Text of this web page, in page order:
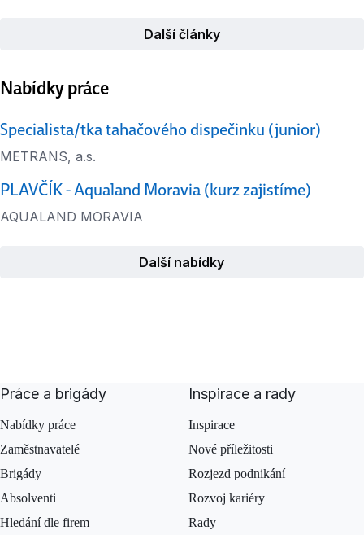
Další články
Nabídky práce
Specialista/tka tahačového dispečinku (junior)
METRANS, a.s.
PLAVČÍK - Aqualand Moravia (kurz zajistíme)
AQUALAND MORAVIA
Další nabídky
Práce a brigády
Nabídky práce
Zaměstnavatelé
Brigády
Absolventi
Hledání dle firem
Inspirace a rady
Inspirace
Nové příležitosti
Rozjezd podnikání
Rozvoj kariéry
Rady